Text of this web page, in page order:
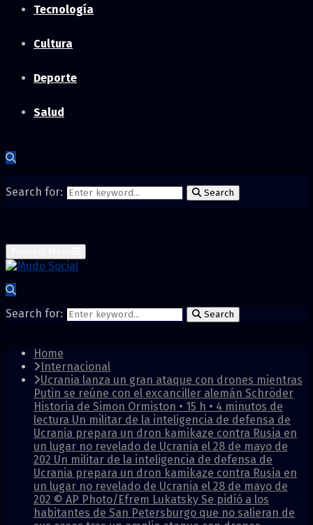
Tecnología
Cultura
Deporte
Salud
Search for: Search
Search for: Search
Home
Internacional
Ucrania lanza un gran ataque con drones mientras
Putin se reúne con el excanciller alemán Schröder
Historia de Simon Ormiston • 15 h • 4 minutos de
lectura Un militar de la inteligencia de defensa de
Ucrania prepara un dron kamikaze contra Rusia en
un lugar no revelado de Ucrania el 28 de mayo de
202 Un militar de la inteligencia de defensa de
Ucrania prepara un dron kamikaze contra Rusia en
un lugar no revelado de Ucrania el 28 de mayo de
202 © AP Photo/Efrem Lukatsky Se pidió a los
habitantes de San Petersburgo que no salieran de